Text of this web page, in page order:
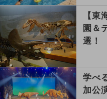
【東
園＆
選！
学べ
加公